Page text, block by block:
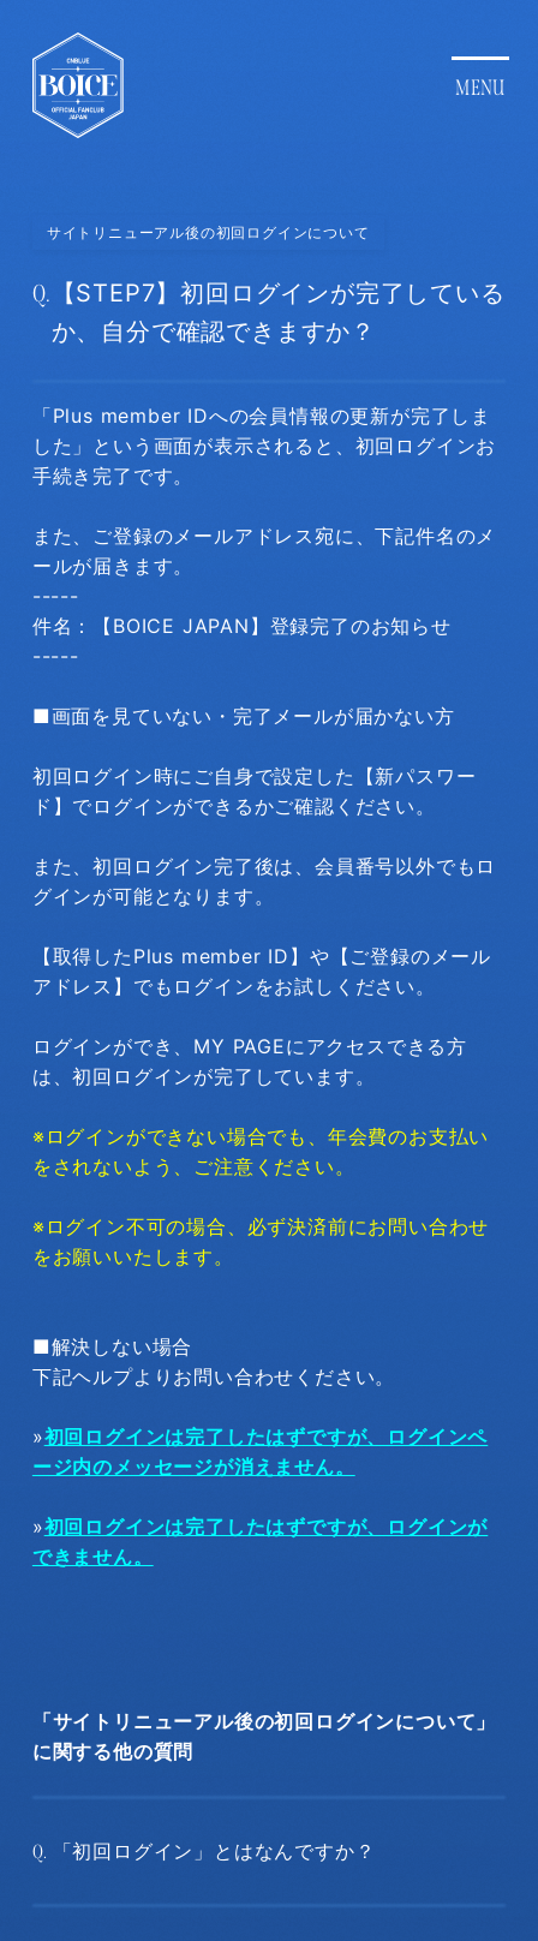
サイトリニューアル後の初回ログインについて
Q. 【STEP7】初回ログインが完了している
か、自分で確認できますか？
「Plus member IDへの会員情報の更新が完了しま
した」という画面が表示されると、初回ログインお
手続き完了です。
また、ご登録のメールアドレス宛に、下記件名のメ
ールが届きます。
-----
件名：【BOICE JAPAN】登録完了のお知らせ
-----
■画面を見ていない・完了メールが届かない方
初回ログイン時にご自身で設定した【新パスワー
ド】でログインができるかご確認ください。
また、初回ログイン完了後は、会員番号以外でもロ
グインが可能となります。
【取得したPlus member ID】や【ご登録のメール
アドレス】でもログインをお試しください。
ログインができ、MY PAGEにアクセスできる方
は、初回ログインが完了しています。
※ログインができない場合でも、年会費のお支払い
をされないよう、ご注意ください。
※ログイン不可の場合、必ず決済前にお問い合わせ
をお願いいたします。
■解決しない場合
下記ヘルプよりお問い合わせください。
»初回ログインは完了したはずですが、ログインペ
ージ内のメッセージが消えません。
»初回ログインは完了したはずですが、ログインが
できません。
「サイトリニューアル後の初回ログインについて」
に関する他の質問
Q. 「初回ログイン」とはなんですか？